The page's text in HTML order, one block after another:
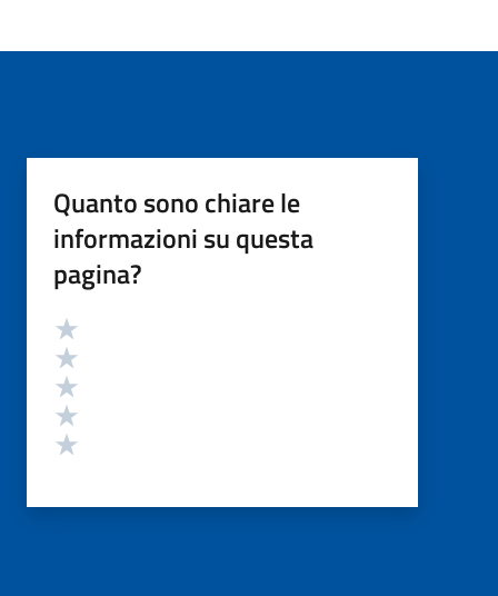
Quanto sono chiare le
informazioni su questa
pagina?
Valutazione